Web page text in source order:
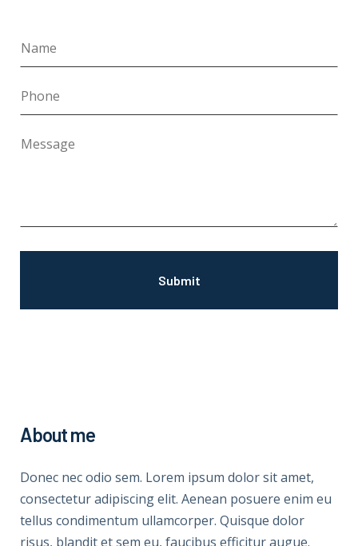
About me
Donec nec odio sem. Lorem ipsum dolor sit amet,
consectetur adipiscing elit. Aenean posuere enim eu
tellus condimentum ullamcorper. Quisque dolor
risus, blandit et sem eu, faucibus efficitur augue.